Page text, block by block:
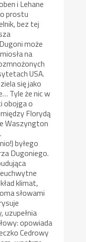
i Lehane
prostu
bez tej
może
na
USA.
się jako
Tyle że nic w
obojga o
Florydą
Waszyngton
byłego
Dugoniego.
klimat,
słowami
uzupełnia
opowiada
Cedrowy